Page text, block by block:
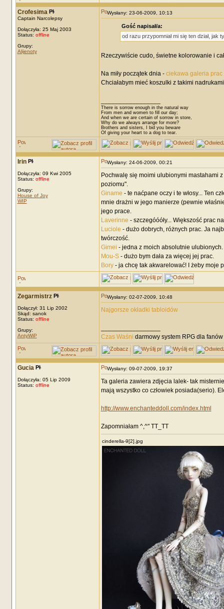
Crofesima
Captain Narcolepsy
Dołączyła: 25 Maj 2003
Status: offline
Grupy:
Alijenoty
Wysłany: 23-06-2009, 10:13
Gość napisał/a:
od razu przypomniał mi się ten dział, jak
Rzeczywiście cudo, świetne kolorowanie i
Na miły początek dnia - ciekawa galeria prac
Chciałabym mieć koszulki z takimi
There is sorrow enough in the natural way
From men and women to fill our day;
And when we are certain of sorrow in store,
Why do we always arrange for more?
Brothers and sisters, I bid you beware
Of giving your heart to a dog to tear.
Irin
Dołączyła: 09 Kwi 2005
Status: offline
Grupy:
House of Joy
WIP
Wysłany: 24-06-2009, 00:21
Pochwalę się moimi ulubionymi mastahami
poziomu".
Giname - te naćpane oczy i te włosy... Ten
mnie drażni w jego manierze (pewnie
jego prace.
Laverinne - szczegóóóły... Większość prac
Luciole - dużo dobrych, różnych prac. Ja
twórczość.
Gimei - jedna z moich absolutnie ulubionych.
Mou-S- dużo bym dała za więcej jej prac.
Bory- ja chcę tak akwarelować! I żeby moje
Zegarmistrz
Dołączył: 31 Lip 2002
Skąd: sanok
Status: offline
Grupy:
AntyWiP
Wysłany: 02-07-2009, 10:48
Najgorsze okładki tabloidów
Czas Waśni darmowy system RPG dla
Gucia
Dołączyła: 05 Lip 2009
Status: offline
Wysłany: 09-07-2009, 19:37
Ta galeria zawiera zdjęcia lalek- tak
mają wszystko co człowiek posiada(serio).
http://www.enchanteddoll.com/index.html
Zapomniałam ^,^" TT_TT
cinderella-9[2].jpg